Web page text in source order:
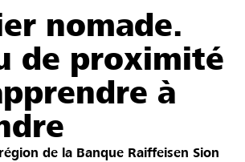
nomade.
de proximité
à
de la Banque Raiffeisen Sion